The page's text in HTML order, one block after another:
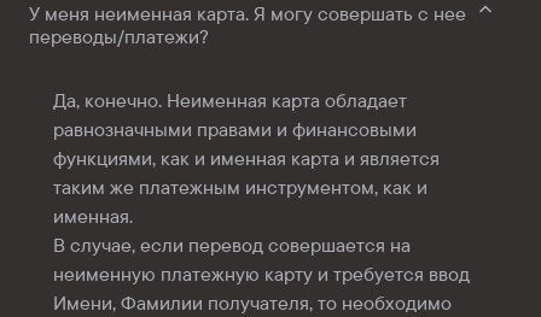
У меня неименная карта. Я могу совершать с нее
переводы/платежи?
Да, конечно. Неименная карта обладает
равнозначными правами и финансовыми
функциями, как и именная карта и является
таким же платежным инструментом, как и
именная.
В случае, если перевод совершается на
неименную платежную карту и требуется ввод
Имени, Фамилии получателя, то необходимо